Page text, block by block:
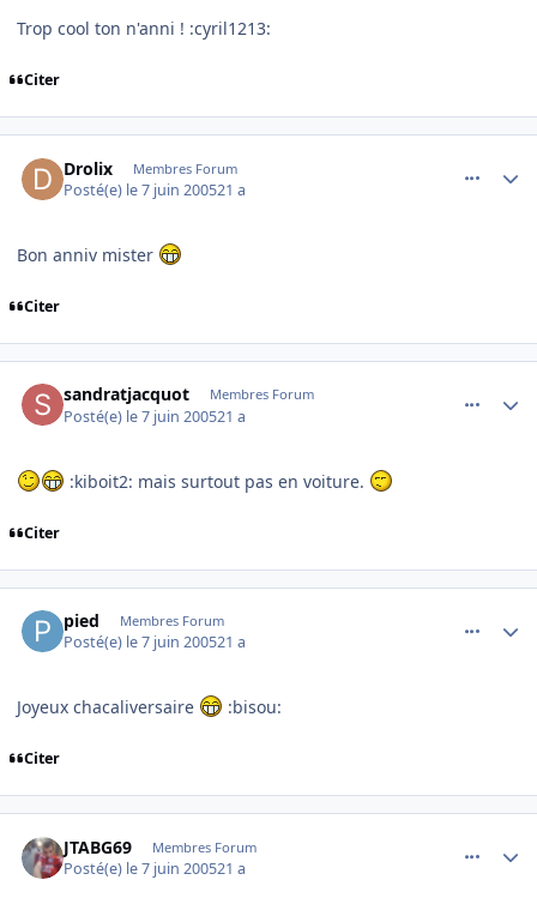
Trop cool ton n'anni ! :cyril1213:
Citer
Drolix Membres Forum
Posté(e) le 7 juin 200521 a
Bon anniv mister
Citer
sandratjacquot Membres Forum
Posté(e) le 7 juin 200521 a
:kiboit2: mais surtout pas en voiture.
Citer
pied Membres Forum
Posté(e) le 7 juin 200521 a
Joyeux chacaliversaire :bisou:
Citer
JTABG69 Membres Forum
Posté(e) le 7 juin 200521 a